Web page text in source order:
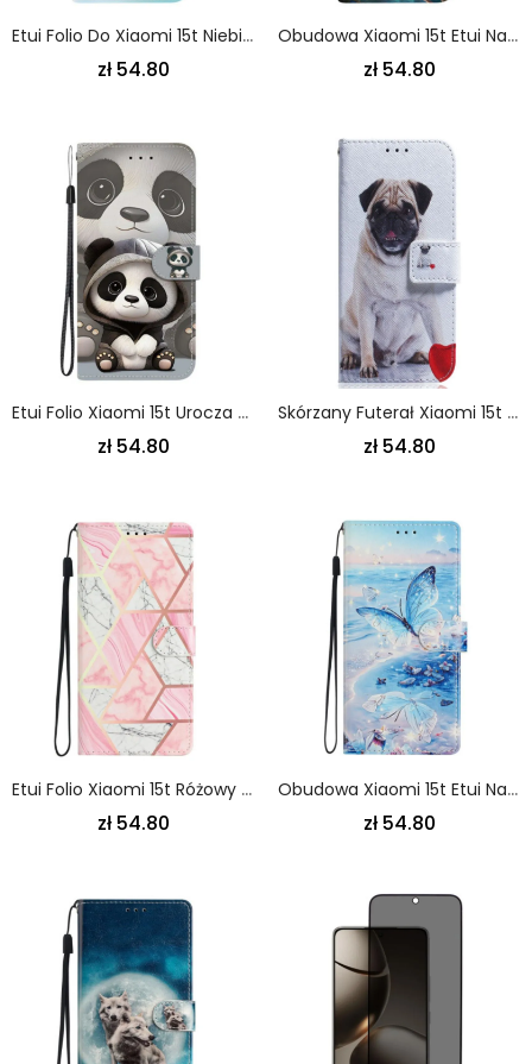
Etui Folio Do Xiaomi 15t Niebieski Nadruk Motyla
zł 54.80
Obudowa Xiaomi 15t Etui Na Telefon Białe Magnolie
zł 54.80
Etui Folio Xiaomi 15t Urocza Panda Etui Ochronne
zł 54.80
Skórzany Futerał Xiaomi 15t Etui Na Telefon Mops
zł 54.80
Etui Folio Xiaomi 15t Różowy Marmur Etui Ochronne
zł 54.80
Obudowa Xiaomi 15t Etui Na Telefon Motyl Oceaniczny
zł 54.80